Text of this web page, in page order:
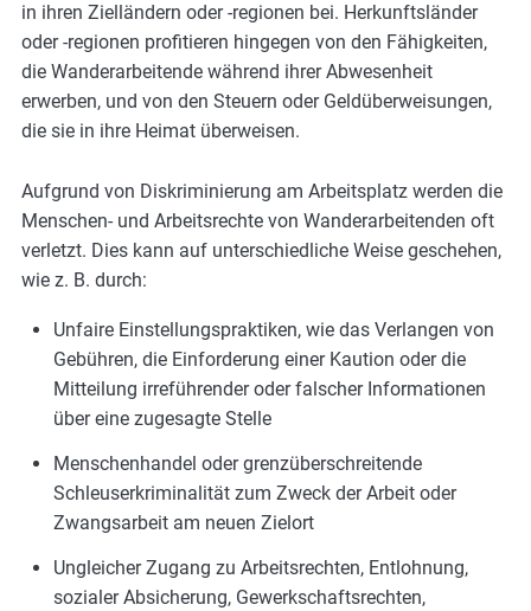
in ihren Zielländern oder -regionen bei. Herkunftsländer
oder -regionen profitieren hingegen von den Fähigkeiten,
die Wanderarbeitende während ihrer Abwesenheit
erwerben, und von den Steuern oder Geldüberweisungen,
die sie in ihre Heimat überweisen.
Aufgrund von Diskriminierung am Arbeitsplatz werden die
Menschen- und Arbeitsrechte von Wanderarbeitenden oft
verletzt. Dies kann auf unterschiedliche Weise geschehen,
wie z. B. durch:
Unfaire Einstellungspraktiken, wie das Verlangen von
Gebühren, die Einforderung einer Kaution oder die
Mitteilung irreführender oder falscher Informationen
über eine zugesagte Stelle
Menschenhandel oder grenzüberschreitende
Schleuserkriminalität zum Zweck der Arbeit oder
Zwangsarbeit am neuen Zielort
Ungleicher Zugang zu Arbeitsrechten, Entlohnung,
sozialer Absicherung, Gewerkschaftsrechten,